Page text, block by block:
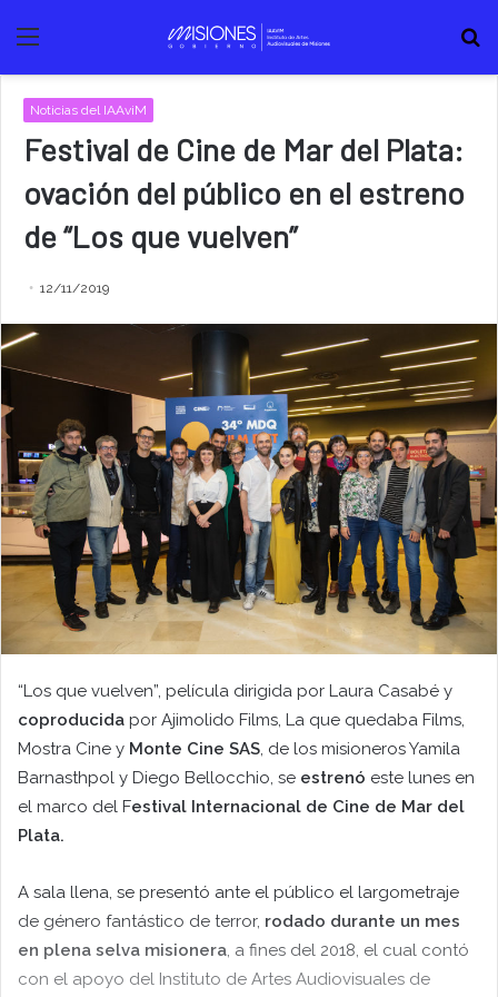
Menú
Noticias del IAAviM
Festival de Cine de Mar del Plata:
ovación del público en el estreno
de “Los que vuelven”
12/11/2019
“Los que vuelven”, película dirigida por Laura Casabé y
coproducida por Ajimolido Films, La que quedaba Films,
Mostra Cine y Monte Cine SAS, de los misioneros Yamila
Barnasthpol y Diego Bellocchio, se estrenó este lunes en
el marco del Festival Internacional de Cine de Mar del
Plata.
A sala llena, se presentó ante el público el largometraje
de género fantástico de terror, rodado durante un mes
en plena selva misionera, a fines del 2018, el cual contó
con el apoyo del Instituto de Artes Audiovisuales de